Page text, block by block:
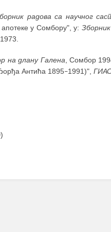
радова са научног
у Сомбору", у:
на длану Галена , Сомбор
Антића 1895–1991)",